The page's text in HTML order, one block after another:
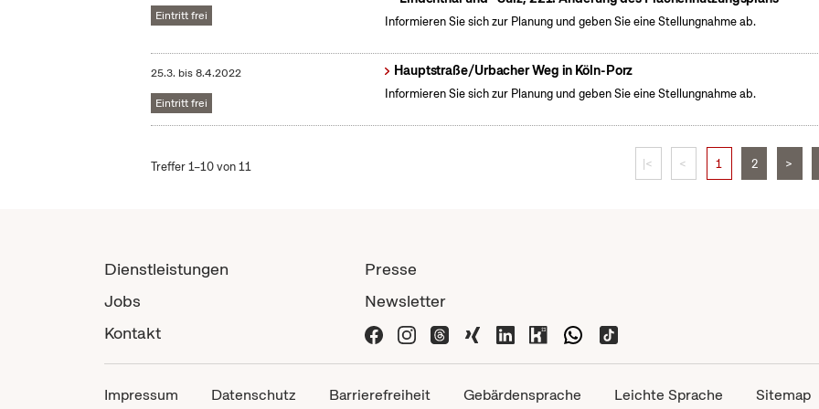
Eintritt frei Informieren Sie sich zur Planung und geben Sie eine Stellungnahme ab.
25.3. bis8.4.2022
Eintritt frei
Hauptstraße/Urbacher Weg in Köln-Porz
Informieren Sie sich zur Planung und geben Sie eine Stellungnahme ab.
Treffer 1–10 von 11 |< < 1 2 >
Dienstleistungen
Jobs
Kontakt
Presse
Newsletter
Impressum Datenschutz Barrierefreiheit Gebärdensprache Leichte Sprache Sitemap